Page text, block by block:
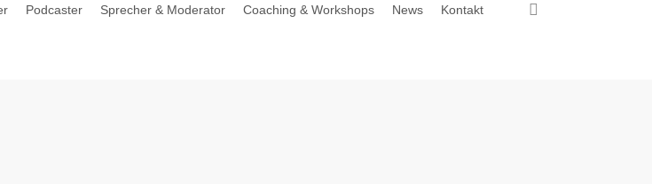
Podcaster Sprecher & Moderator Coaching & Workshops News Kontakt